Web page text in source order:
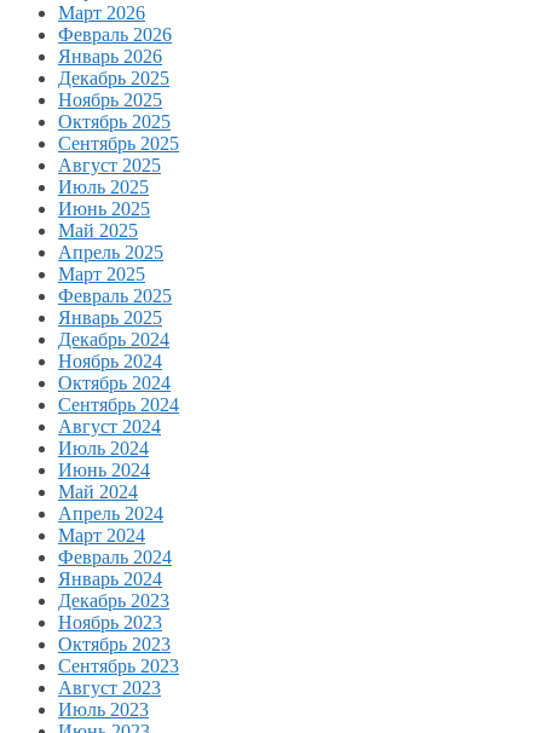
Март 2026
Февраль 2026
Январь 2026
Декабрь 2025
Ноябрь 2025
Октябрь 2025
Сентябрь 2025
Август 2025
Июль 2025
Июнь 2025
Май 2025
Апрель 2025
Март 2025
Февраль 2025
Январь 2025
Декабрь 2024
Ноябрь 2024
Октябрь 2024
Сентябрь 2024
Август 2024
Июль 2024
Июнь 2024
Май 2024
Апрель 2024
Март 2024
Февраль 2024
Январь 2024
Декабрь 2023
Ноябрь 2023
Октябрь 2023
Сентябрь 2023
Август 2023
Июль 2023